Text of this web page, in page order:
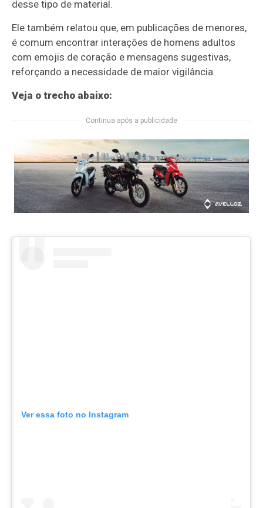
desse tipo de material.
Ele também relatou que, em publicações de menores,
é comum encontrar interações de homens adultos
com emojis de coração e mensagens sugestivas,
reforçando a necessidade de maior vigilância.
Veja o trecho abaixo:
Continua após a publicidade
Ver essa foto no Instagram